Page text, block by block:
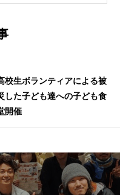
校生ボランティアによる被
した子ども達への子ども食
開催